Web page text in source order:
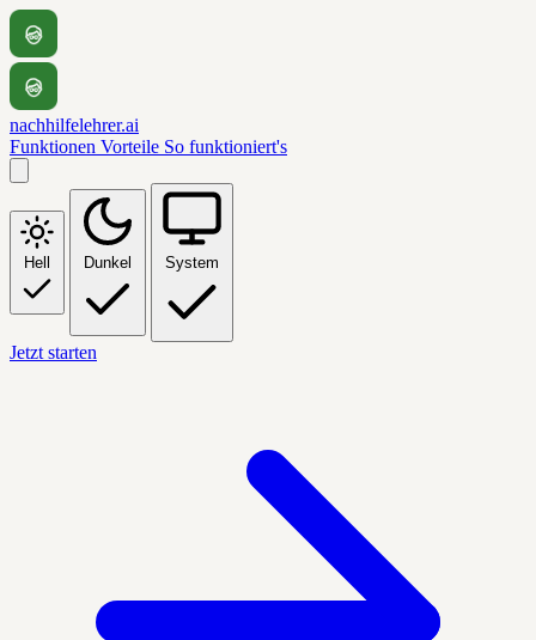
nachhilfelehrer.ai
Funktionen Vorteile So funktioniert's
Hell Dunkel System
Jetzt starten